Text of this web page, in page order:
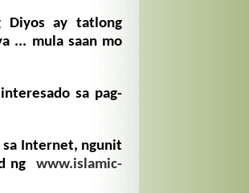
Diyos ay tatlong
... mula saan mo
sa pag-
sa Internet, ngunit
ng www.islamic-